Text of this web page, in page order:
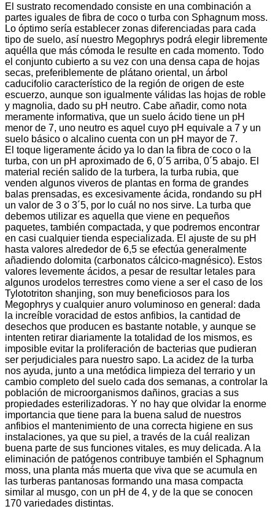
El sustrato recomendado consiste en una combinación a
partes iguales de fibra de coco o turba con Sphagnum moss.
Lo óptimo sería establecer zonas diferenciadas para cada
tipo de suelo, así nuestro Megophrys podrá elegir libremente
aquélla que más cómoda le resulte en cada momento. Todo
el conjunto cubierto a su vez con una densa capa de hojas
secas, preferiblemente de plátano oriental, un árbol
caducifolio característico de la región de origen de este
escuerzo, aunque son igualmente válidas las hojas de roble
y magnolia, dado su pH neutro. Cabe añadir, como nota
meramente informativa, que un suelo ácido tiene un pH
menor de 7, uno neutro es aquel cuyo pH equivale a 7 y un
suelo básico o alcalino cuenta con un pH mayor de 7.
El toque ligeramente ácido ya lo dan la fibra de coco o la
turba, con un pH aproximado de 6, 0´5 arriba, 0´5 abajo. El
material recién salido de la turbera, la turba rubia, que
venden algunos viveros de plantas en forma de grandes
balas prensadas, es excesivamente ácida, rondando su pH
un valor de 3 o 3´5, por lo cuál no nos sirve. La turba que
debemos utilizar es aquella que viene en pequeños
paquetes, también compactada, y que podremos encontrar
en casi cualquier tienda especializada. El ajuste de su pH
hasta valores alrededor de 6,5 se efectúa generalmente
añadiendo dolomita (carbonatos cálcico-magnésico). Estos
valores levemente ácidos, a pesar de resultar letales para
algunos urodelos terrestres como viene a ser el caso de los
Tylototriton shanjing, son muy beneficiosos para los
Megophrys y cualquier anuro voluminoso en general: dada
la increíble voracidad de estos anfibios, la cantidad de
desechos que producen es bastante notable, y aunque se
intenten retirar diariamente la totalidad de los mismos, es
imposible evitar la proliferación de bacterias que pudieran
ser perjudiciales para nuestro sapo. La acidez de la turba
nos ayuda, junto a una metódica limpieza del terrario y un
cambio completo del suelo cada dos semanas, a controlar la
población de microorganismos dañinos, gracias a sus
propiedades esterilizadoras. Y no hay que olvidar la enorme
importancia que tiene para la buena salud de nuestros
anfibios el mantenimiento de una correcta higiene en sus
instalaciones, ya que su piel, a través de la cuál realizan
buena parte de sus funciones vitales, es muy delicada. A la
eliminación de patógenos contribuye también el Sphagnum
moss, una planta más muerta que viva que se acumula en
las turberas pantanosas formando una masa compacta
similar al musgo, con un pH de 4, y de la que se conocen
170 variedades distintas.